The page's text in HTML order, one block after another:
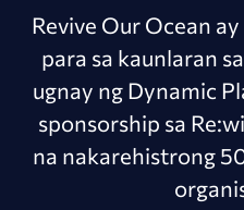
Revive Our Ocean
para sa kaunlaran
ugnay ng Dynamic
sponsorship sa
na nakarehistrong